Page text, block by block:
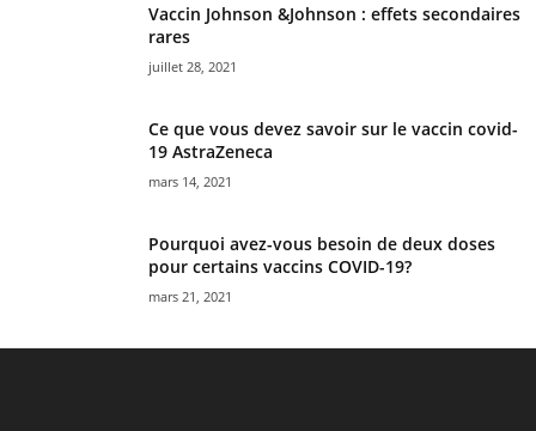
Vaccin Johnson &Johnson : effets secondaires
rares
juillet 28, 2021
Ce que vous devez savoir sur le vaccin covid-
19 AstraZeneca
mars 14, 2021
Pourquoi avez-vous besoin de deux doses
pour certains vaccins COVID-19?
mars 21, 2021